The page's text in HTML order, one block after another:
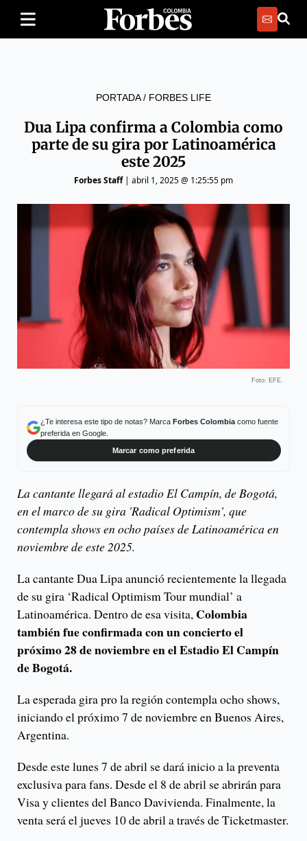
PORTADA/ FORBES LIFE
Dua Lipa confirma a Colombia como
parte de su gira por Latinoamérica
este 2025
Forbes Staff| abril 1, 2025 @ 1:25:55 pm
Foto: EFE.
¿Te interesa este tipo de notas? Marca Forbes Colombiacomo fuente
preferida en Google.
Marcar como preferida
La cantante llegará al estadio El Campín, de Bogotá,
en el marco de su gira 'Radical Optimism', que
contempla shows en ocho países de Latinoamérica en
noviembre de este 2025.
La cantante Dua Lipa anunció recientemente la llegada
de su gira ‘Radical Optimism Tour mundial’ a
Latinoamérica. Dentro de esa visita, Colombia
también fue confirmada con un concierto el
próximo 28 de noviembre en el Estadio El Campín
de Bogotá.
La esperada gira pro la región contempla ocho shows,
iniciando el próximo 7 de noviembre en Buenos Aires,
Argentina.
Desde este lunes 7 de abril se dará inicio a la preventa
exclusiva para fans. Desde el 8 de abril se abrirán para
Visa y clientes del Banco Davivienda. Finalmente, la
venta será el jueves 10 de abril a través de Ticketmaster.